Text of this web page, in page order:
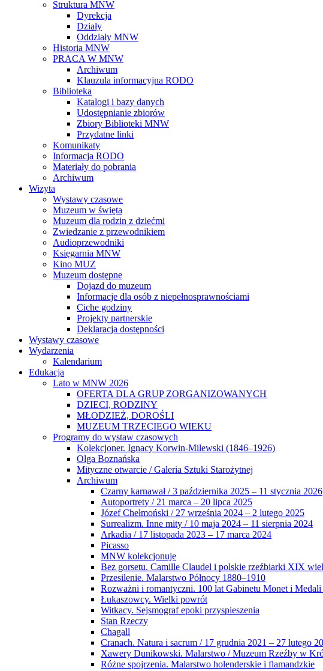
Struktura MNW
Dyrekcja
Działy
Oddziały MNW
Historia MNW
PRACA W MNW
Archiwum
Klauzula informacyjna RODO
Biblioteka
Katalogi i bazy danych
Udostępnianie zbiorów
Zbiory Biblioteki MNW
Przydatne linki
Komunikaty
Informacja RODO
Materiały do pobrania
Archiwum
Wizyta
Wystawy czasowe
Muzeum w święta
Muzeum dla rodzin z dziećmi
Zwiedzanie z przewodnikiem
Audioprzewodniki
Księgarnia MNW
Kino MUZ
Muzeum dostępne
Dojazd do muzeum
Informacje dla osób z niepełnosprawnościami
Ciche godziny
Projekty partnerskie
Deklaracja dostępności
Wystawy czasowe
Wydarzenia
Kalendarium
Edukacja
Lato w MNW 2026
OFERTA DLA GRUP ZORGANIZOWANYCH
DZIECI, RODZINY
MŁODZIEŻ, DOROŚLI
MUZEUM TRZECIEGO WIEKU
Programy do wystaw czasowych
Kolekcjoner. Ignacy Korwin-Milewski (1846–1926)
Olga Boznańska
Mityczne otwarcie / Galeria Sztuki Starożytnej
Archiwum
Czarny karnawał / 3 października 2025 – 11 stycznia 2026
Autoportrety / 21 marca – 20 lipca 2025
Józef Chełmoński / 27 września 2024 – 2 lutego 2025
Surrealizm. Inne mity / 10 maja 2024 – 11 sierpnia 2024
Arkadia / 17 listopada 2023 – 17 marca 2024
Picasso
MNW kolekcjonuje
Bez gorsetu. Camille Claudel i polskie rzeźbiarki XIX
Przesilenie. Malarstwo Północy 1880–1910
Rozważni i romantyczni. 100 lat Gabinetu Monet i
Łukaszowcy. Wielki powrót
Witkacy. Sejsmograf epoki przyspieszenia
Stan Rzeczy
Chagall
Cranach. Natura i sacrum / 17 grudnia 2021 – 27 lutego
Xawery Dunikowski. Malarstwo / Muzeum Rzeźby w
Różne spojrzenia. Malarstwo holenderskie i flamandzkie